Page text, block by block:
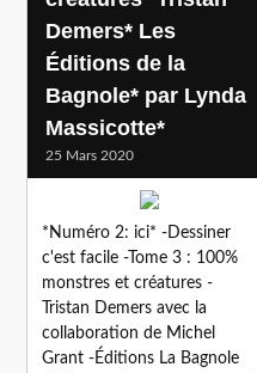
Demers* Les
Éditions de la
Bagnole* par Lynda
Massicotte*
25 Mars 2020
*Numéro 2: ici* -Dessiner
c'est facile -Tome 3 : 100%
monstres et créatures -
Tristan Demers avec la
collaboration de Michel
Grant -Éditions La Bagnole